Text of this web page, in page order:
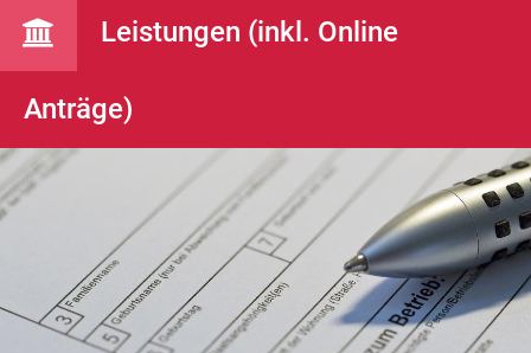
Leistungen (inkl. Online
Anträge)